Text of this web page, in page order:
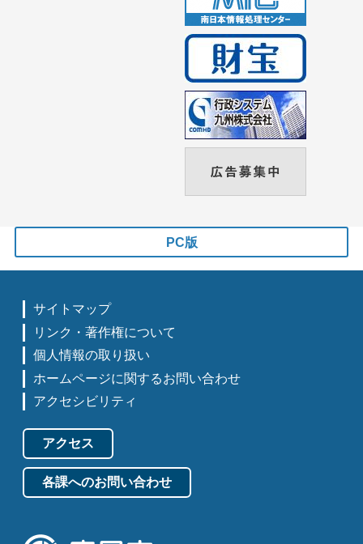
PC版
サイトマップ
リンク・著作権について
個人情報の取り扱い
ホームページに関するお問い合わせ
アクセシビリティ
アクセス
各課へのお問い合わせ